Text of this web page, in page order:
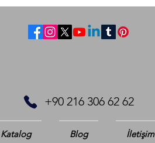
+90 216 306 62 62
Katalog Blog İletişim